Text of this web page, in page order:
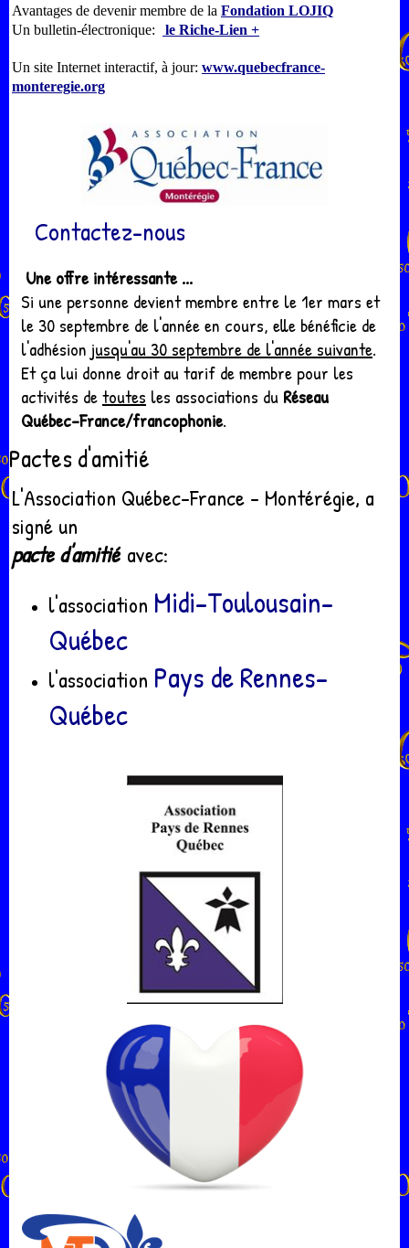
Avantages de devenir membre de la Fondation LOJIQ
Un bulletin-électronique:
le Riche-Lien +
Un site Internet interactif, à jour: www.quebecfrance-
monteregie.org
Contactez-nous
Une offre intéressante ...
Si une personne devient membre entre le 1er mars et
le 30 septembre de l'année en cours, elle bénéficie de
l'adhésion jusqu'au 30 septembre de l'année suivante.
Et ça lui donne droit au tarif de membre pour les
activités detoutes les associations du Réseau
Québec-France/francophonie.
Pactes d'amitié
L'Association Québec-France - Montérégie, a
signé un
pacte d'amitié avec:
l'association Midi-Toulousain-
Québec
l'association Pays de Rennes-
Québec